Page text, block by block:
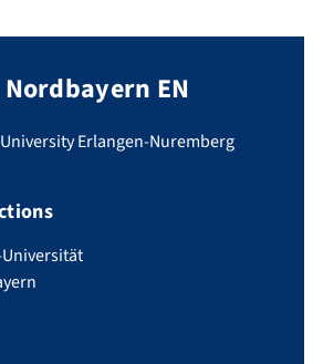
EN
Erlangen-Nuremberg